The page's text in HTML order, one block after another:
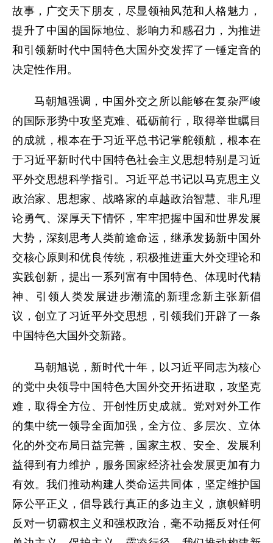
故事，广交天下朋友，尽显领袖风范和人格魅力，
提升了中国的国际地位、影响力和感召力，为推进
和引领新时代中国特色大国外交发挥了一锤定音的
决定性作用。
马朝旭强调，中国外交之所以能够在复杂严峻
的国际形势中攻坚克难、砥砺前行，取得举世瞩目
的成就，根本在于习近平总书记掌舵领航，根本在
于习近平新时代中国特色社会主义思想特别是习近
平外交思想科学指引。习近平总书记以马克思主义
政治家、思想家、战略家的卓越政治智慧、非凡理
论勇气、深厚天下情怀，牢牢把握中国和世界发展
大势，深刻思考人类前途命运，继承发扬新中国外
交核心原则和优良传统，积极推进重大外交理论和
实践创新，提出一系列富有中国特色、体现时代精
神、引领人类发展进步潮流的新理念新主张新倡
议，创立了习近平外交思想，引领我们开辟了一条
中国特色大国外交新路。
马朝旭说，新时代十年，以习近平同志为核心
的党中央领导中国特色大国外交开拓进取，攻坚克
难，取得全方位、开创性历史成就。党对对外工作
的集中统一领导全面加强，全方位、多层次、立体
化的外交布局日益完善，国家主权、安全、发展利
益得到有力维护，服务国家经济社会发展更加有力
有效。我们推动构建人类命运共同体，坚定维护国
际公平正义，倡导践行真正的多边主义，旗帜鲜明
反对一切霸权主义和强权政治，毫不动摇反对任何